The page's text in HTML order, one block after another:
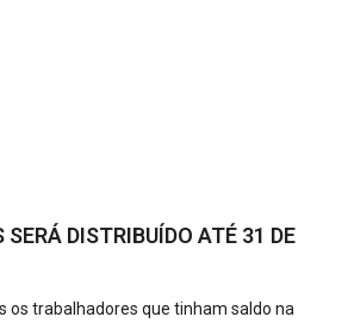
SERÁ DISTRIBUÍDO ATÉ 31 DE
os trabalhadores que tinham saldo na